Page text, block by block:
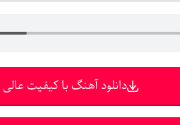
دانلود آهنگ با کیفیت عالی 320